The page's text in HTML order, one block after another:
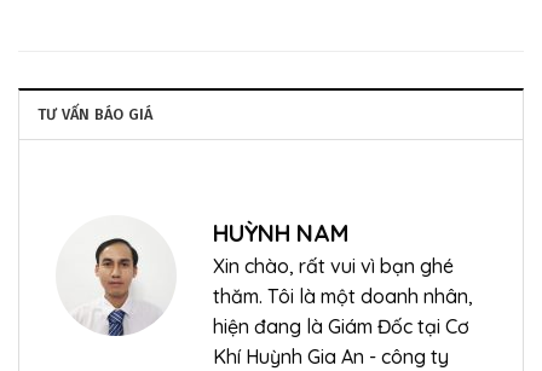
TƯ VẤN BÁO GIÁ
HUỲNH NAM
Xin chào, rất vui vì bạn ghé
thăm. Tôi là một doanh nhân,
hiện đang là Giám Đốc tại Cơ
Khí Huỳnh Gia An - công ty